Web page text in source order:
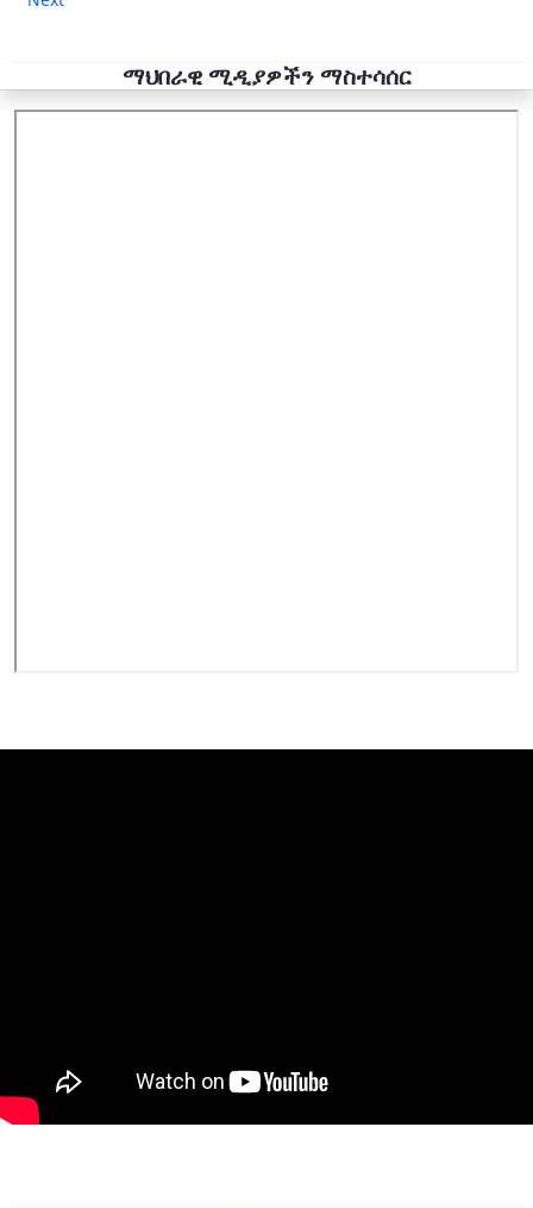
ማህበራዊ ሚዲያዎችን ማስተሳሰር